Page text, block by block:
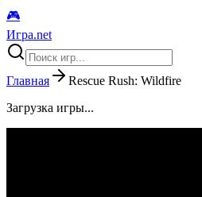
🎮
Игра.net
Главная
Rescue Rush: Wildfire
Загрузка игры...